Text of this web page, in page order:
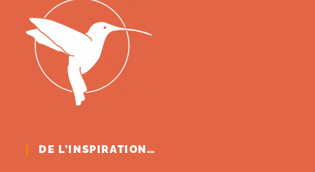
DE L’INSPIRATION…